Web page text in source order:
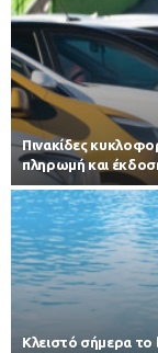
Πινακίδες
πληρωμή και
Κλειστό σήμερα το